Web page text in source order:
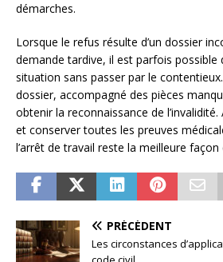
démarches.
Lorsque le refus résulte d’un dossier
demande tardive, il est parfois possible
situation sans passer par le
dossier, accompagné des pièces
obtenir la reconnaissance de
et conserver toutes les preuves
l’arrêt de travail reste la meilleure façon
PRÉCÉDENT
Les circonstances